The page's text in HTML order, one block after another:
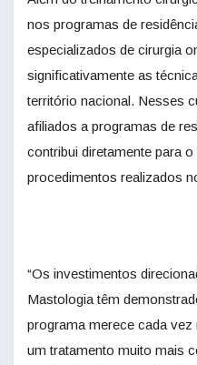
nos programas de
especializados de cirurgia
significativamente as
território nacional. Nesses
afiliados a programas de
contribui diretamente para
procedimentos realizados
“Os investimentos
Mastologia têm
programa merece cada
um tratamento muito mais